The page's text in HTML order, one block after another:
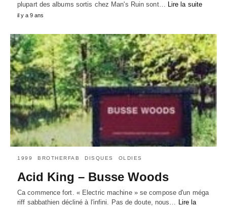
plupart des albums sortis chez Man's Ruin sont… Lire la suite
il y a 9 ans
1999 BROTHERFAB DISQUES OLDIES
Acid King – Busse Woods
Ca commence fort. « Electric machine » se compose d'un méga
riff sabbathien décliné à l'infini. Pas de doute, nous… Lire la